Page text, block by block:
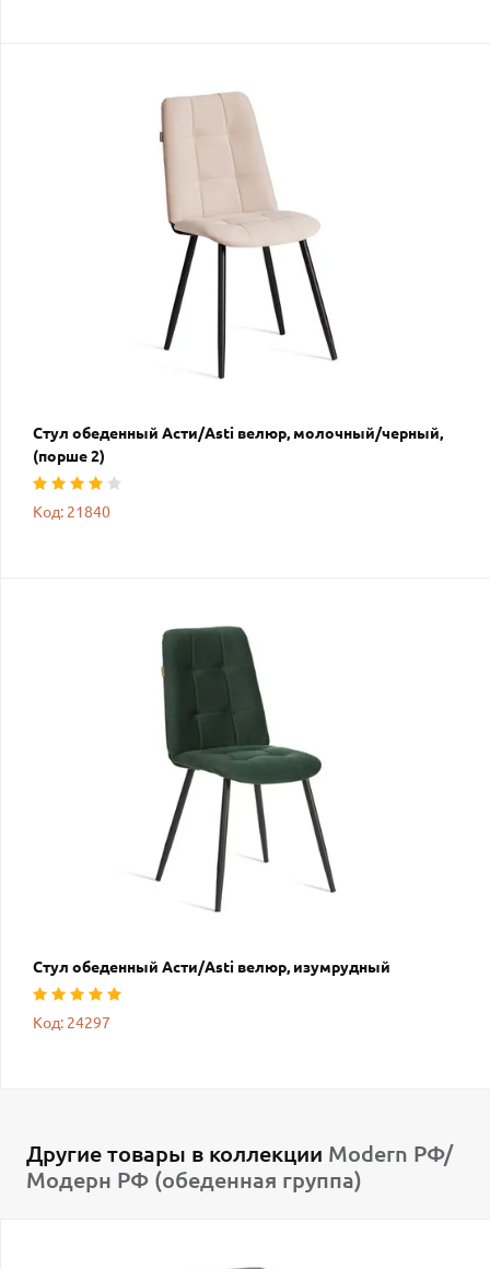
Стул обеденный Асти/Asti велюр, молочный/черный,
(порше 2)
Код: 21840
Стул обеденный Асти/Asti велюр, изумрудный
Код: 24297
Другие товары в коллекции Modern РФ/
Модерн РФ (обеденная группа)